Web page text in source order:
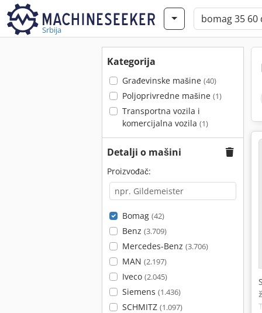
Srbija
Kategorija
Građevinske mašine (40)
Poljoprivredne mašine (1)
Transportna vozila i
komercijalna vozila (1)
Detalji o mašini
Proizvođač:
Bomag (42)
Benz (3.709)
Mercedes-Benz (3.706)
MAN (2.197)
Iveco (2.045)
Siemens (1.436)
SCHMITZ (1.097)